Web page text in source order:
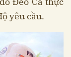
yêu cầu.